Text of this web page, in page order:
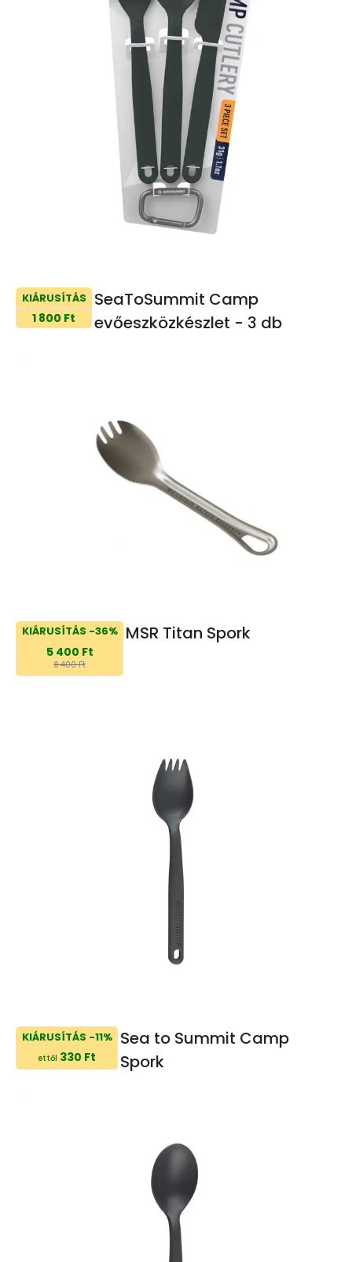
KIÁRUSÍTÁS
1 800 Ft
SeaToSummit Camp
evőeszközkészlet - 3 db
KIÁRUSÍTÁS -36%
5 400 Ft
8 400 Ft
MSR Titan Spork
KIÁRUSÍTÁS -11%
ettől 330 Ft
Sea to Summit Camp
Spork